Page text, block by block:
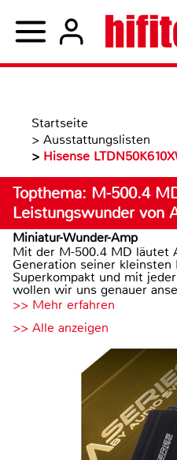
Startseite
> Ausstattungslisten
> Hisense
Topthema: M-500.4
Leistungswunder von
Miniatur-Wunder-Amp
Mit der M-500.4 MD läutet
Generation seiner kleinsten
Superkompakt und mit
wollen wir uns genauer
>> Mehr erfahren
>> Alle anzeigen